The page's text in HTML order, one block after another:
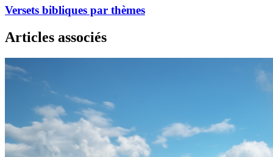
Versets bibliques par thèmes
Articles associés